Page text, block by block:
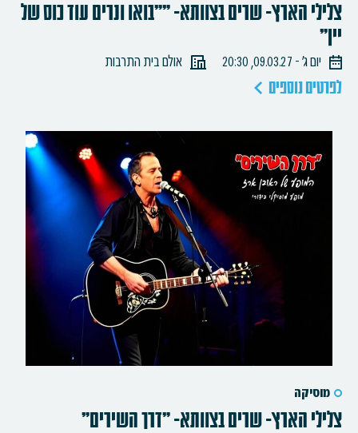
צלילי הארץ- שרים בצוותא- ""בואו ונרים עוד כוס של
יין"
יום ג׳ - 09.03.27, 20:30 אולם בית התרבות
לפרטים נוספים
מוסיקה
צלילי הארץ- שרים בצוותא- "דרך השירים"